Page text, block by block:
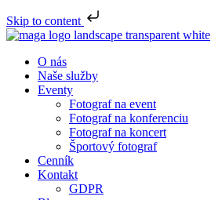
Skip to content
O nás
Naše služby
Eventy
Fotograf na event
Fotograf na konferenciu
Fotograf na koncert
Športový fotograf
Cenník
Kontakt
GDPR